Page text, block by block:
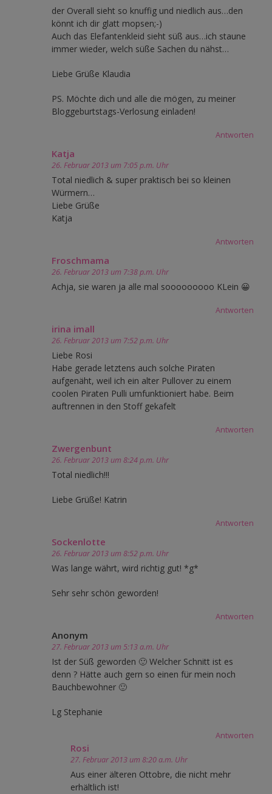
der Overall sieht so knuffig und niedlich aus…den
könnt ich dir glatt mopsen;-)
Auch das Elefantenkleid sieht süß aus…ich staune
immer wieder, welch süße Sachen du nähst…
Liebe Grüße Klaudia
PS. Möchte dich und alle die mögen, zu meiner
Bloggeburtstags-Verlosung einladen!
Antworten
Katja
26. Februar 2013 um 7:05 p.m. Uhr
Total niedlich & super praktisch bei so kleinen
Würmern…
Liebe Grüße
Katja
Antworten
Froschmama
26. Februar 2013 um 7:38 p.m. Uhr
Achja, sie waren ja alle mal sooooooooo KLein 😀
Antworten
irina imall
26. Februar 2013 um 7:52 p.m. Uhr
Liebe Rosi
Habe gerade letztens auch solche Piraten
aufgenäht, weil ich ein alter Pullover zu einem
coolen Piraten Pulli umfunktioniert habe. Beim
auftrennen in den Stoff gekafelt
Antworten
Zwergenbunt
26. Februar 2013 um 8:24 p.m. Uhr
Total niedlich!!!
Liebe Grüße! Katrin
Antworten
Sockenlotte
26. Februar 2013 um 8:52 p.m. Uhr
Was lange währt, wird richtig gut! *g*
Sehr sehr schön geworden!
Antworten
Anonym
27. Februar 2013 um 5:13 a.m. Uhr
Ist der Süß geworden 🙂 Welcher Schnitt ist es
denn ? Hätte auch gern so einen für mein noch
Bauchbewohner 🙂
Lg Stephanie
Antworten
Rosi
27. Februar 2013 um 8:20 a.m. Uhr
Aus einer älteren Ottobre, die nicht mehr
erhältlich ist!